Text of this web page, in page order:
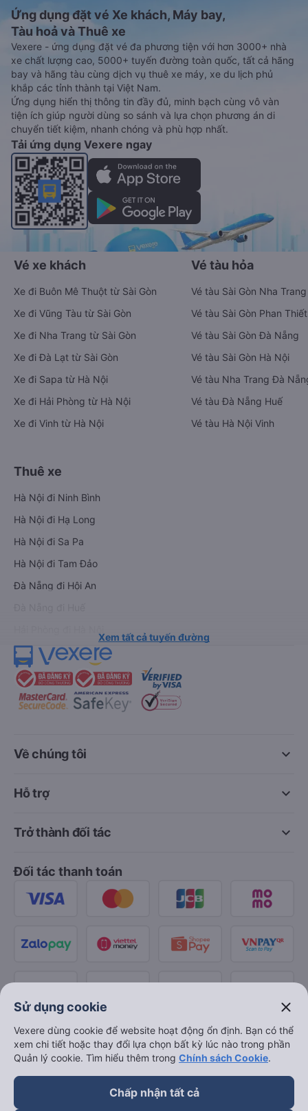
Ứng dụng đặt vé Xe khách, Máy bay,
Tàu hoả và Thuê xe
Vexere - ứng dụng đặt vé đa phương tiện với hơn 3000+ nhà
xe chất lượng cao, 5000+ tuyến đường toàn quốc, tất cả hãng
bay và hãng tàu cùng dịch vụ thuê xe máy, xe du lịch phủ
khắp các tỉnh thành tại Việt Nam.
Ứng dụng hiển thị thông tin đầy đủ, minh bạch cùng vô vàn
tiện ích giúp người dùng so sánh và lựa chọn phương án di
chuyển tiết kiệm, nhanh chóng và phù hợp nhất.
Tải ứng dụng Vexere ngay
Vé xe khách
Xe đi Buôn Mê Thuột từ Sài Gòn
Xe đi Vũng Tàu từ Sài Gòn
Xe đi Nha Trang từ Sài Gòn
Xe đi Đà Lạt từ Sài Gòn
Xe đi Sapa từ Hà Nội
Xe đi Hải Phòng từ Hà Nội
Xe đi Vinh từ Hà Nội
Vé tàu hỏa
Vé tàu Sài Gòn Nha Trang
Vé tàu Sài Gòn Phan Thiết
Vé tàu Sài Gòn Đà Nẵng
Vé tàu Sài Gòn Hà Nội
Vé tàu Nha Trang Đà
Vé tàu Đà Nẵng Huế
Vé tàu Hà Nội Vinh
Thuê xe
Hà Nội đi Ninh Bình
Hà Nội đi Hạ Long
Hà Nội đi Sa Pa
Hà Nội đi Tam Đảo
Đà Nẵng đi Hội An
Xem tất cả tuyến đường
keyboard_arrow_down
Về chúng tôi
keyboard_arrow_down
Hỗ trợ
keyboard_arrow_down
Trở thành đối tác
Đối tác thanh toán
Sử dụng cookie close
Vexere dùng cookie để website hoạt động ổn định. Bạn có thể
xem chi tiết hoặc thay đổi lựa chọn bất kỳ lúc nào trong phần
Quản lý cookie. Tìm hiểu thêm trong Chính sách Cookie.
Chấp nhận tất cả